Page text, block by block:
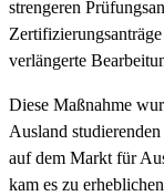
strengeren
verlängerte
Diese Maßnahme
Ausland
auf dem Markt für
kam es zu